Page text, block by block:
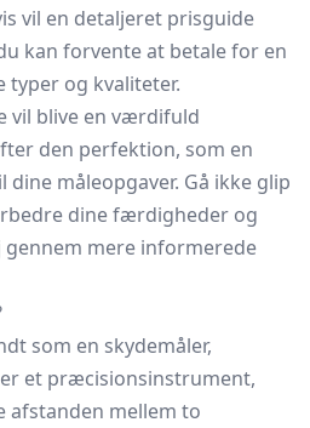
vil en detaljeret prisguide
kan forvente at betale for en
og kvaliteter.
vil blive en værdifuld
den perfektion, som en
måleopgaver. Gå ikke glip
dine færdigheder og
mere informerede
som en skydemåler,
et præcisionsinstrument,
afstanden mellem to